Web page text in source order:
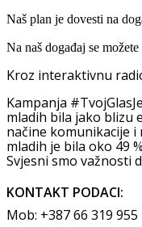
Naš plan je dovesti na
Na naš događaj se
Kroz interaktivnu
Kampanja
mladih bila jako blizu
načine komunikacije
mladih je bila oko 49
Svjesni smo važnosti
KONTAKT PODACI:
Mob: +387 66 319 955